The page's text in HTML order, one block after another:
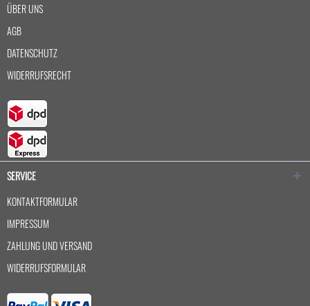
ÜBER UNS
AGB
DATENSCHUTZ
WIDERRUFSRECHT
SERVICE
KONTAKTFORMULAR
IMPRESSUM
ZAHLUNG UND VERSAND
WIDERRUFSFORMULAR